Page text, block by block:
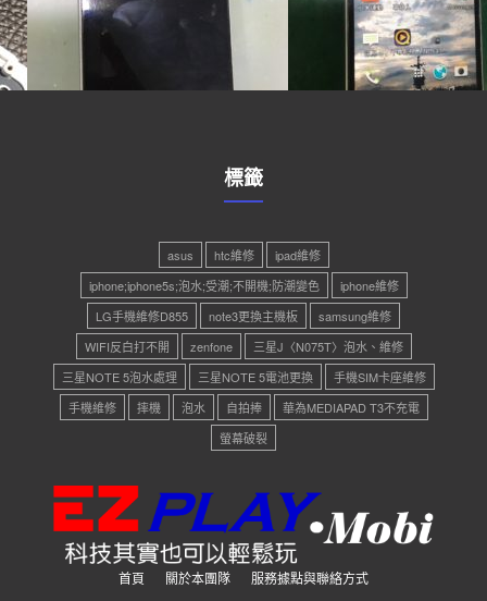
標籤
asus htc維修
ipad維修
iphone;iphone5s;泡水;受潮;不開機;防潮變色
iphone維修
LG手機維修D855
note3更換主機板
samsung維修
WIFI反白打不開
zenfone
三星J〈N075T〉泡水、維修
三星NOTE 5泡水處理
三星NOTE 5電池更換
手機SIM卡座維修
手機維修
摔機 泡水 自拍捧
華為MEDIAPAD T3不充電
螢幕破裂
首頁 關於本團隊 服務據點與聯絡方式